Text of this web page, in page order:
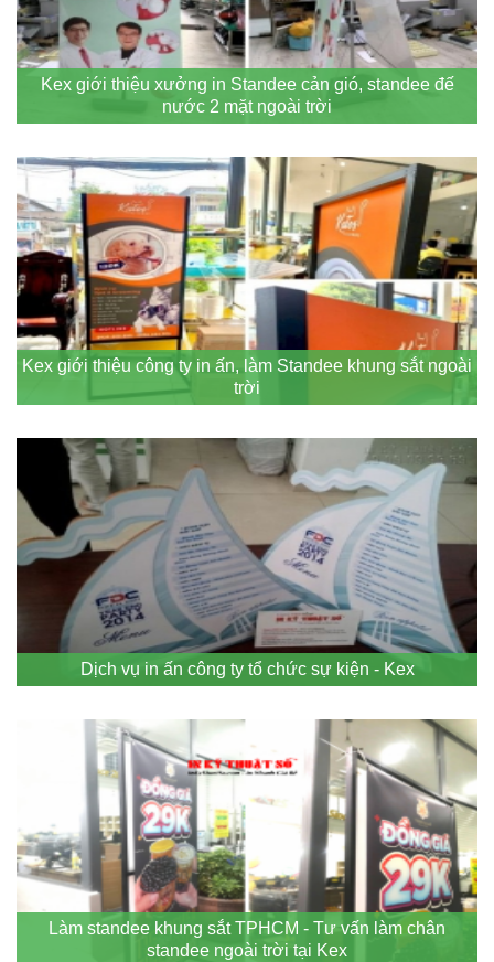
Kex giới thiệu xưởng in Standee cản gió, standee đế
nước 2 mặt ngoài trời
Kex giới thiệu công ty in ấn, làm Standee khung sắt ngoài
trời
Dịch vụ in ấn công ty tổ chức sự kiện - Kex
Làm standee khung sắt TPHCM - Tư vấn làm chân
standee ngoài trời tại Kex